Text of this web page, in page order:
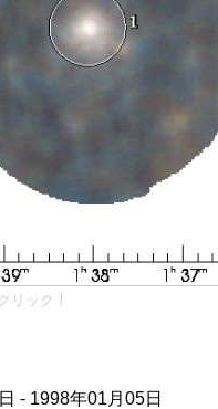
リック！
- 1998年01月05日